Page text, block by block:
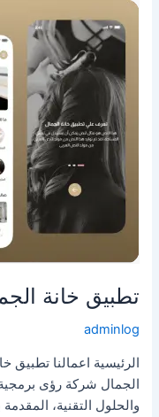
تطبيق خانة
adminlog
الرئيسية اعمالنا تطبيق
الجمال شركة رؤى
والحلول التقنية،
تطبيق
خانة
الجمال